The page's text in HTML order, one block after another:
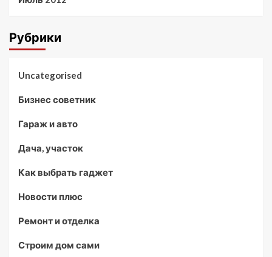
Рубрики
Uncategorised
Бизнес советник
Гараж и авто
Дача, участок
Как выбрать гаджет
Новости плюс
Ремонт и отделка
Строим дом сами